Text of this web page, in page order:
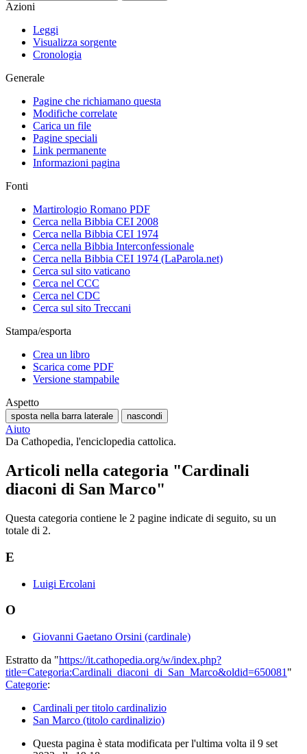
Azioni
Leggi
Visualizza sorgente
Cronologia
Generale
Pagine che richiamano questa
Modifiche correlate
Carica un file
Pagine speciali
Link permanente
Informazioni pagina
Fonti
Martirologio Romano PDF
Cerca nella Bibbia CEI 2008
Cerca nella Bibbia CEI 1974
Cerca nella Bibbia Interconfessionale
Cerca nella Bibbia CEI 1974 (LaParola.net)
Cerca sul sito vaticano
Cerca nel CCC
Cerca nel CDC
Cerca sul sito Treccani
Stampa/esporta
Crea un libro
Scarica come PDF
Versione stampabile
Aspetto
sposta nella barra laterale nascondi
Aiuto
Da Cathopedia, l'enciclopedia cattolica.
Articoli nella categoria "Cardinali
diaconi di San Marco"
Questa categoria contiene le 2 pagine indicate di seguito, su un
totale di 2.
E
Luigi Ercolani
O
Giovanni Gaetano Orsini (cardinale)
Estratto da "https://it.cathopedia.org/w/index.php?
title=Categoria:Cardinali_diaconi_di_San_Marco&oldid=650081 "
Categorie:
Cardinali per titolo cardinalizio
San Marco (titolo cardinalizio)
Questa pagina è stata modificata per l'ultima volta il 9 set